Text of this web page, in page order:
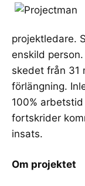
projektledare.
enskild
skedet från 31
förlängning.
100%
fortskrider
insats.
Om projektet